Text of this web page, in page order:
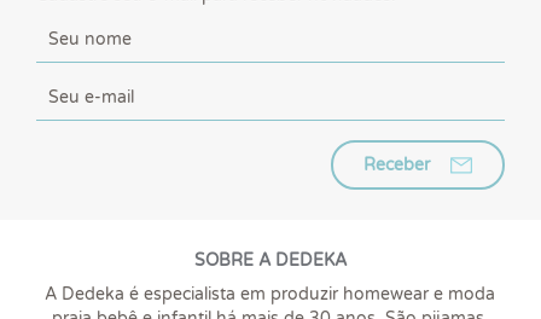
Receber
SOBRE A DEDEKA
A Dedeka é especialista em produzir homewear e moda